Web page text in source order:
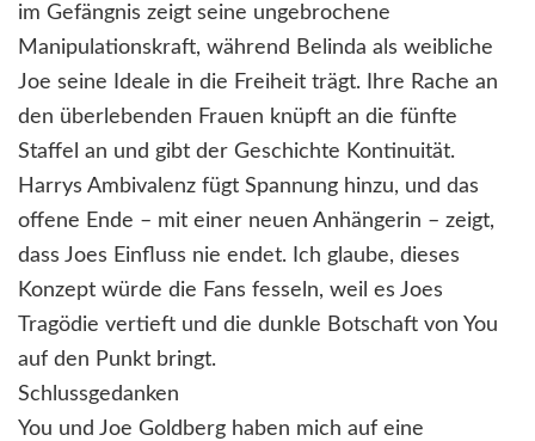
im Gefängnis zeigt seine ungebrochene
Manipulationskraft, während Belinda als weibliche
Joe seine Ideale in die Freiheit trägt. Ihre Rache an
den überlebenden Frauen knüpft an die fünfte
Staffel an und gibt der Geschichte Kontinuität.
Harrys Ambivalenz fügt Spannung hinzu, und das
offene Ende – mit einer neuen Anhängerin – zeigt,
dass Joes Einfluss nie endet. Ich glaube, dieses
Konzept würde die Fans fesseln, weil es Joes
Tragödie vertieft und die dunkle Botschaft von You
auf den Punkt bringt.
Schlussgedanken
You und Joe Goldberg haben mich auf eine